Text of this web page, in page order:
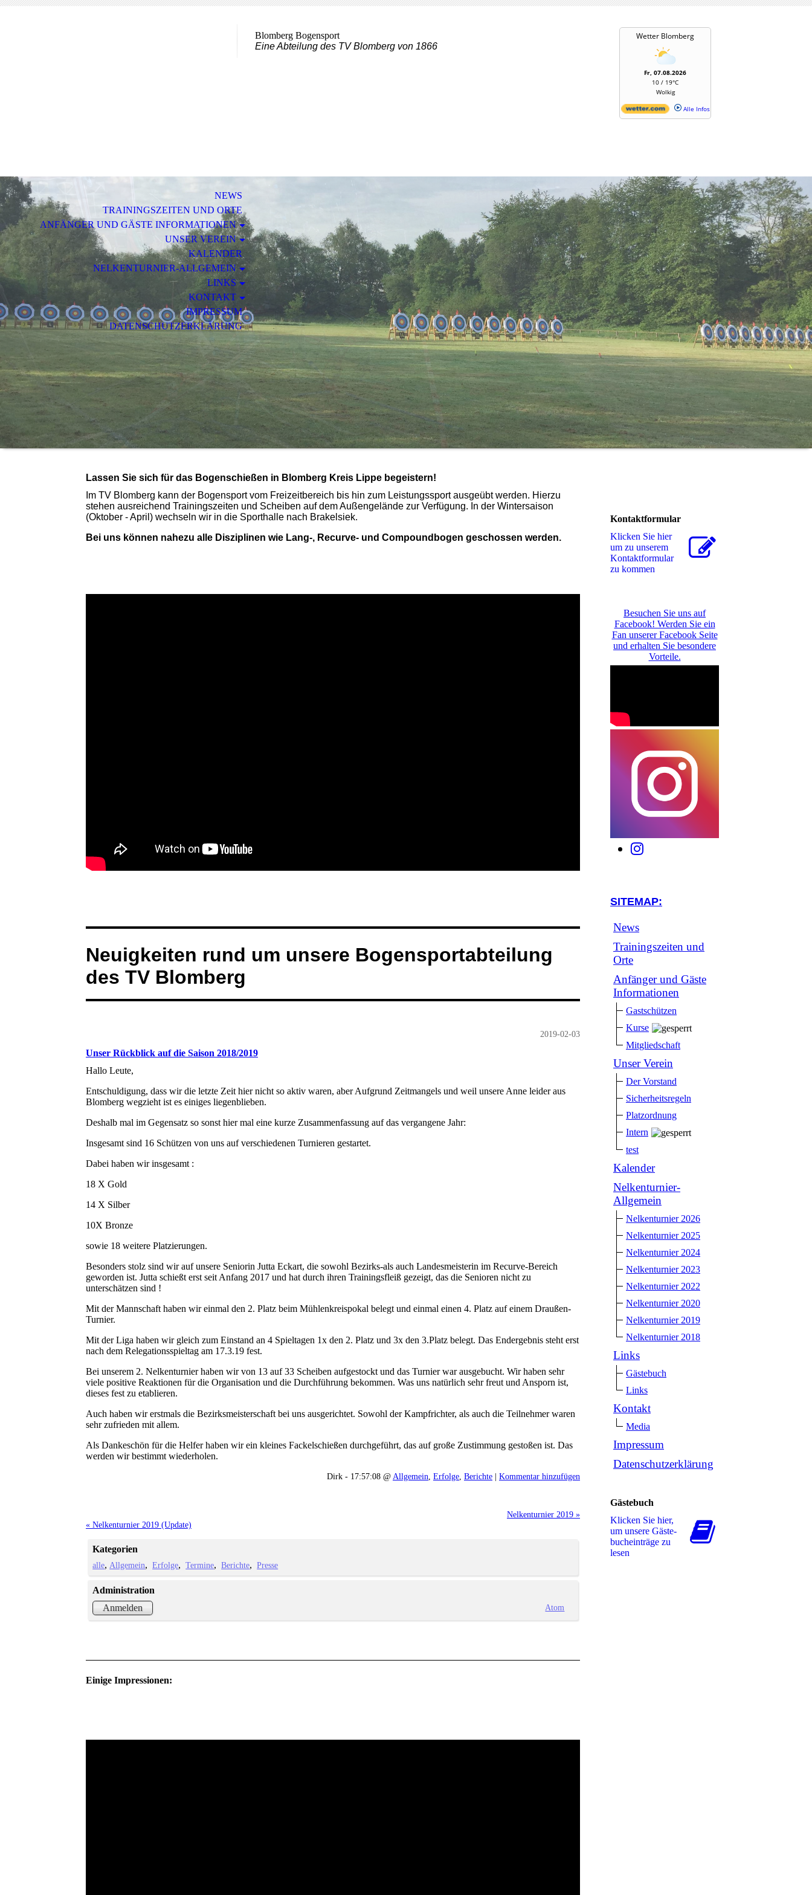
Blomberg Bogensport
Eine Abteilung des TV Blomberg von 1866
NEWS
TRAININGSZEITEN UND ORTE
ANFÄNGER UND GÄSTE INFORMATIONEN
UNSER VEREIN
KALENDER
NELKENTURNIER-ALLGEMEIN
LINKS
KONTAKT
IMPRESSUM
DATENSCHUTZERKLÄRUNG
Lassen Sie sich für das Bogenschießen in Blomberg Kreis Lippe begeistern!
Im TV Blomberg kann der Bogensport vom Freizeitbereich bis hin zum Leistungssport ausgeübt werden. Hierzu
stehen ausreichend Trainingszeiten und Scheiben auf dem Außengelände zur Verfügung. In der Wintersaison
(Oktober - April) wechseln wir in die Sporthalle nach Brakelsiek.
Bei uns können nahezu alle Disziplinen wie Lang-, Recurve- und Compoundbogen geschossen werden.
Neuigkeiten rund um unsere Bogensportabteilung
des TV Blomberg
2019-02-03
Unser Rückblick auf die Saison 2018/2019
Hallo Leute,
Entschuldigung, dass wir die letzte Zeit hier nicht so aktiv waren, aber Aufgrund Zeitmangels und weil unsere Anne leider aus
Blomberg wegzieht ist es einiges liegenblieben.
Deshalb mal im Gegensatz so sonst hier mal eine kurze Zusammenfassung auf das vergangene Jahr:
Insgesamt sind 16 Schützen von uns auf verschiedenen Turnieren gestartet.
Dabei haben wir insgesamt :
18 X Gold
14 X Silber
10X Bronze
sowie 18 weitere Platzierungen.
Besonders stolz sind wir auf unsere Seniorin Jutta Eckart, die sowohl Bezirks-als auch Landesmeisterin im Recurve-Bereich
geworden ist. Jutta schießt erst seit Anfang 2017 und hat durch ihren Trainingsfleiß gezeigt, das die Senioren nicht zu
unterschätzen sind !
Mit der Mannschaft haben wir einmal den 2. Platz beim Mühlenkreispokal belegt und einmal einen 4. Platz auf einem Draußen-
Turnier.
Mit der Liga haben wir gleich zum Einstand an 4 Spieltagen 1x den 2. Platz und 3x den 3.Platz belegt. Das Endergebnis steht erst
nach dem Relegationsspieltag am 17.3.19 fest.
Bei unserem 2. Nelkenturnier haben wir von 13 auf 33 Scheiben aufgestockt und das Turnier war ausgebucht. Wir haben sehr
viele positive Reaktionen für die Organisation und die Durchführung bekommen. Was uns natürlich sehr freut und Ansporn ist,
dieses fest zu etablieren.
Auch haben wir erstmals die Bezirksmeisterschaft bei uns ausgerichtet. Sowohl der Kampfrichter, als auch die Teilnehmer waren
sehr zufrieden mit allem.
Als Dankeschön für die Helfer haben wir ein kleines Fackelschießen durchgeführt, das auf große Zustimmung gestoßen ist. Das
werden wir bestimmt wiederholen.
Dirk - 17:57:08 @ Allgemein Erfolge Berichte | Kommentar hinzufügen
Nelkenturnier 2019 »
« Nelkenturnier 2019 (Update)
Kategorien
alle Allgemein Erfolge Termine Berichte Presse
Administration
Anmelden
Atom
Einige Impressionen:
Kontaktformular
Klicken Sie hier
um zu unserem
Kon­takt­for­mu­lar
zu kommen
Besuchen Sie uns auf
Facebook! Werden Sie ein
Fan unserer Facebook Seite
und erhalten Sie besondere
Vorteile.
SITEMAP:
News
Trainingszeiten und
Orte
Anfänger und Gäste
Informationen
Gastschützen
Kurse
Mitgliedschaft
Unser Verein
Der Vorstand
Sicherheitsregeln
Platzordnung
Intern
test
Kalender
Nelkenturnier-
Allgemein
Nelkenturnier 2026
Nelkenturnier 2025
Nelkenturnier 2024
Nelkenturnier 2023
Nelkenturnier 2022
Nelkenturnier 2020
Nelkenturnier 2019
Nelkenturnier 2018
Links
Gästebuch
Links
Kontakt
Media
Impressum
Datenschutzerklärung
Gästebuch
Klicken Sie hier,
um unsere Gäs­te­
buch­ein­trä­ge zu
lesen